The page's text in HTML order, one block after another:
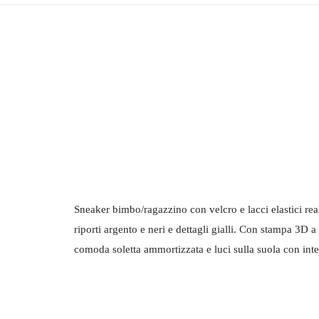
Sneaker bimbo/ragazzino con velcro e lacci elastici
riporti argento e neri e dettagli gialli. Con stampa 3D
comoda soletta ammortizzata e luci sulla suola con